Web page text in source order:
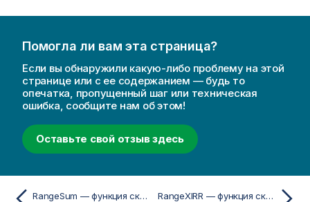
Помогла ли вам эта страница?
Если вы обнаружили какую-либо проблему на этой
странице или с ее содержанием — будь то
опечатка, пропущенный шаг или техническая
ошибка, сообщите нам об этом!
Оставьте свой отзыв здесь
RangeSum — функция скриптa и диаграммы RangeXIRR — функция скриптa и диаграммы